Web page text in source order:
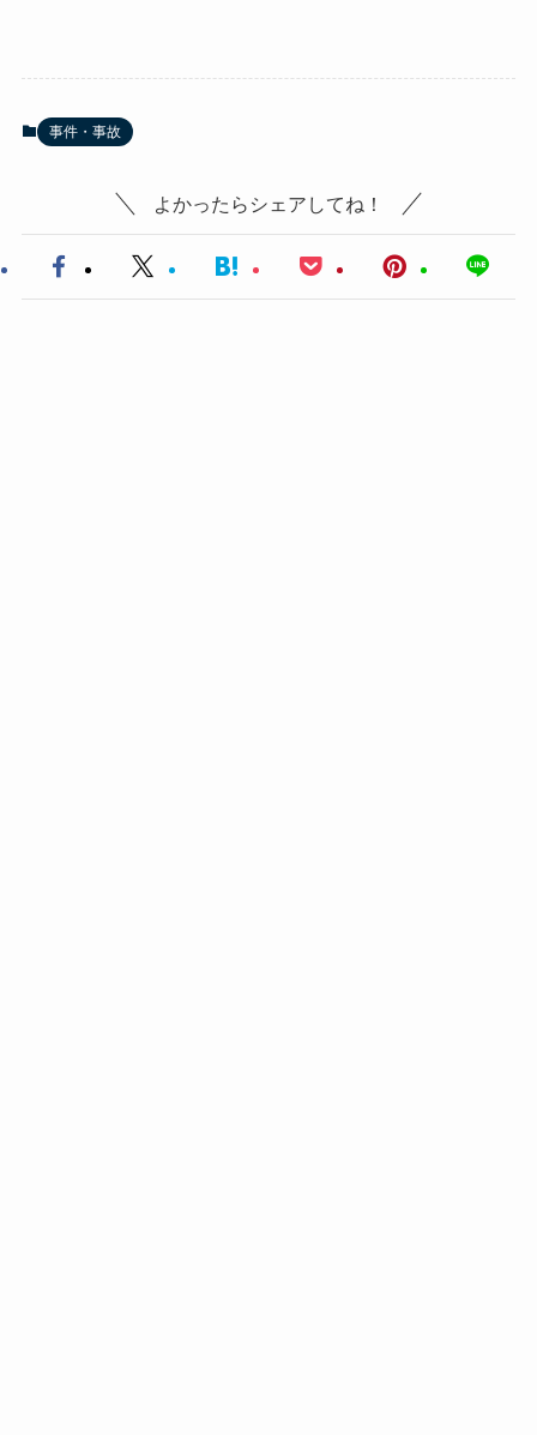
事件・事故
よかったらシェアしてね！